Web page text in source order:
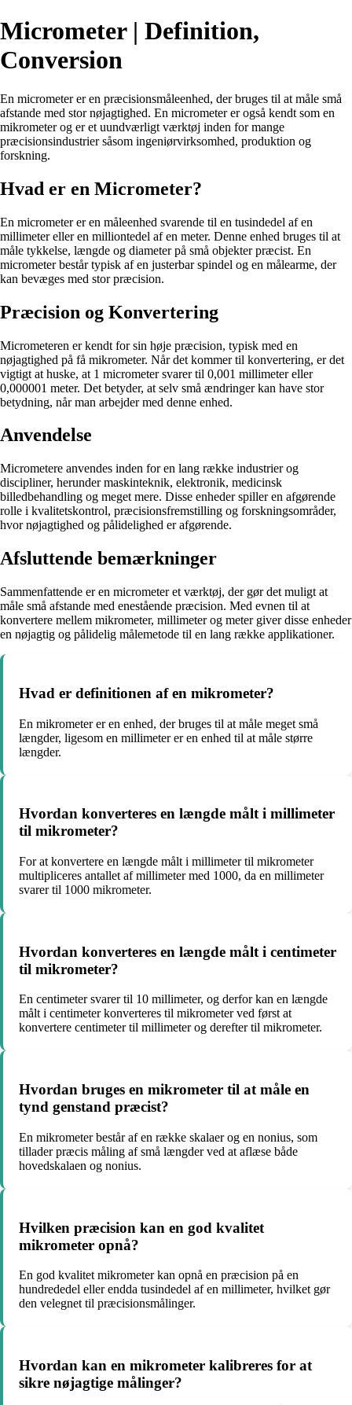
Micrometer | Definition,
Conversion
En micrometer er en præcisionsmåleenhed, der bruges til at måle små
afstande med stor nøjagtighed. En micrometer er også kendt som en
mikrometer og er et uundværligt værktøj inden for mange
præcisionsindustrier såsom ingeniørvirksomhed, produktion og
forskning.
Hvad er en Micrometer?
En micrometer er en måleenhed svarende til en tusindedel af en
millimeter eller en milliontedel af en meter. Denne enhed bruges til at
måle tykkelse, længde og diameter på små objekter præcist. En
micrometer består typisk af en justerbar spindel og en målearme, der
kan bevæges med stor præcision.
Præcision og Konvertering
Micrometeren er kendt for sin høje præcision, typisk med en
nøjagtighed på få mikrometer. Når det kommer til konvertering, er det
vigtigt at huske, at 1 micrometer svarer til 0,001 millimeter eller
0,000001 meter. Det betyder, at selv små ændringer kan have stor
betydning, når man arbejder med denne enhed.
Anvendelse
Micrometere anvendes inden for en lang række industrier og
discipliner, herunder maskinteknik, elektronik, medicinsk
billedbehandling og meget mere. Disse enheder spiller en afgørende
rolle i kvalitetskontrol, præcisionsfremstilling og forskningsområder,
hvor nøjagtighed og pålidelighed er afgørende.
Afsluttende bemærkninger
Sammenfattende er en micrometer et værktøj, der gør det muligt at
måle små afstande med enestående præcision. Med evnen til at
konvertere mellem mikrometer, millimeter og meter giver disse enheder
en nøjagtig og pålidelig målemetode til en lang række applikationer.
Hvad er definitionen af en mikrometer?
En mikrometer er en enhed, der bruges til at måle meget små
længder, ligesom en millimeter er en enhed til at måle større
længder.
Hvordan konverteres en længde målt i millimeter
til mikrometer?
For at konvertere en længde målt i millimeter til mikrometer
multipliceres antallet af millimeter med 1000, da en millimeter
svarer til 1000 mikrometer.
Hvordan konverteres en længde målt i centimeter
til mikrometer?
En centimeter svarer til 10 millimeter, og derfor kan en længde
målt i centimeter konverteres til mikrometer ved først at
konvertere centimeter til millimeter og derefter til mikrometer.
Hvordan bruges en mikrometer til at måle en
tynd genstand præcist?
En mikrometer består af en række skalaer og en nonius, som
tillader præcis måling af små længder ved at aflæse både
hovedskalaen og nonius.
Hvilken præcision kan en god kvalitet
mikrometer opnå?
En god kvalitet mikrometer kan opnå en præcision på en
hundrededel eller endda tusindedel af en millimeter, hvilket gør
den velegnet til præcisionsmålinger.
Hvordan kan en mikrometer kalibreres for at
sikre nøjagtige målinger?